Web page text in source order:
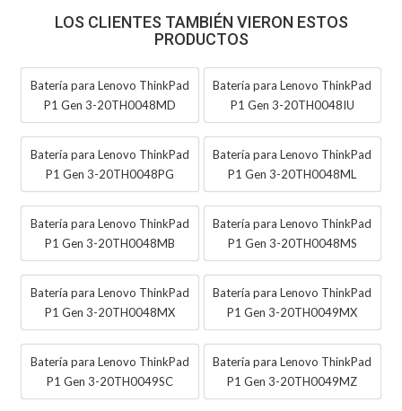
LOS CLIENTES TAMBIÉN VIERON ESTOS
PRODUCTOS
Batería para Lenovo ThinkPad
P1 Gen 3-20TH0048MD
Batería para Lenovo ThinkPad
P1 Gen 3-20TH0048IU
Batería para Lenovo ThinkPad
P1 Gen 3-20TH0048PG
Batería para Lenovo ThinkPad
P1 Gen 3-20TH0048ML
Batería para Lenovo ThinkPad
P1 Gen 3-20TH0048MB
Batería para Lenovo ThinkPad
P1 Gen 3-20TH0048MS
Batería para Lenovo ThinkPad
P1 Gen 3-20TH0048MX
Batería para Lenovo ThinkPad
P1 Gen 3-20TH0049MX
Batería para Lenovo ThinkPad
P1 Gen 3-20TH0049SC
Batería para Lenovo ThinkPad
P1 Gen 3-20TH0049MZ